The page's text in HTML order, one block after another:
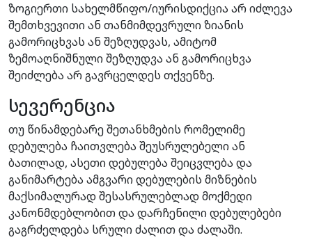
ზოგიერთი სახელმწიფო/იურისდიქცია არ იძლევა
შემთხვევითი ან თანმიმდევრული ზიანის
გამორიცხვას ან შეზღუდვას, ამიტომ
ზემოაღნიშნული შეზღუდვა ან გამორიცხვა
შეიძლება არ გავრცელდეს თქვენზე.
სევერენცია
თუ წინამდებარე შეთანხმების რომელიმე
დებულება ჩაითვლება შეუსრულებელი ან
ბათილად, ასეთი დებულება შეიცვლება და
განიმარტება ამგვარი დებულების მიზნების
მაქსიმალურად შესასრულებლად მოქმედი
კანონმდებლობით და დარჩენილი დებულებები
გაგრძელდება სრული ძალით და ძალაში.